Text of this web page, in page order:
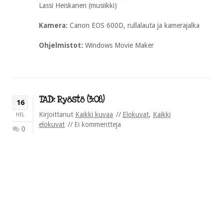
Lassi Heiskanen (musiikki)
Kamera: Canon EOS 600D, rullalauta ja kamerajalka
Ohjelmistot: Windows Movie Maker
16
HEL
0
TAD: Ryöstö (3:08)
Kirjoittanut Kaikki kuvaa Elokuvat, Kaikki
elokuvat
Ei kommentteja